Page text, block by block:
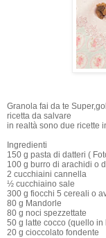
Granola fai da te
ricetta da salvare
in realtà sono due ricette
Ingredienti
150 g pasta di datteri (
100 g burro di arachidi o
2 cucchiaini cannella
½ cucchiaino sale
300 g fiocchi 5 cereali o
80 g Mandorle
80 g noci spezzettate
50 g latte cocco (quello in
20 g cioccolato fondente